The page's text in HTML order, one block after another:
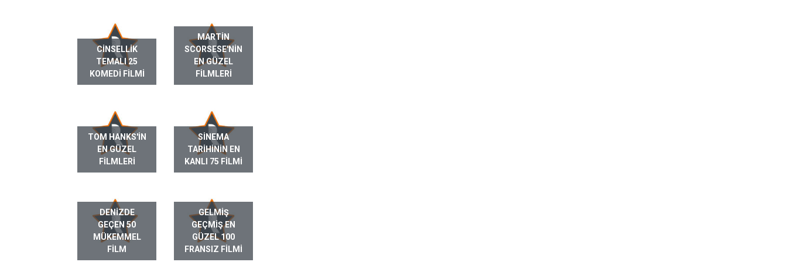
CINSELLIK
TEMALI 25
KOMEDI FILMI
MARTIN
SCORSESE'NIN
EN GÜZEL
FILMLERI
TOM HANKS'IN
EN GÜZEL
FILMLERI
SINEMA
TARIHININ EN
KANLI 75 FILMI
DENIZDE
GEÇEN 50
MÜKEMMEL
FILM
GELMIŞ
GEÇMIŞ EN
GÜZEL 100
FRANSIZ FILMI